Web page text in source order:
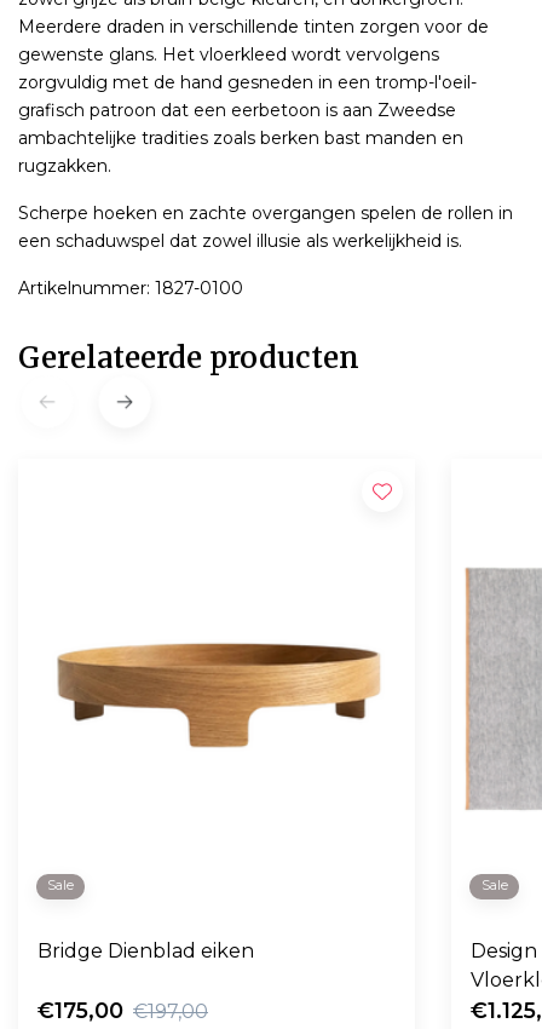
Meerdere draden in verschillende tinten zorgen voor de
gewenste glans. Het vloerkleed wordt vervolgens
zorgvuldig met de hand gesneden in een tromp-l'oeil-
grafisch patroon dat een eerbetoon is aan Zweedse
ambachtelijke tradities zoals berken bast manden en
rugzakken.
Scherpe hoeken en zachte overgangen spelen de rollen in
een schaduwspel dat zowel illusie als werkelijkheid is.
Artikelnummer: 1827-0100
Gerelateerde producten
Sale
Bridge Dienblad eiken
€175,00 €197,00
Sale
Design